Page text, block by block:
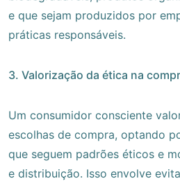
e que sejam produzidos por
práticas responsáveis.
3. Valorização da ética na
Um consumidor consciente
escolhas de compra, optando
que seguem padrões éticos e
e distribuição. Isso envolve